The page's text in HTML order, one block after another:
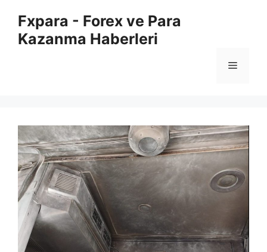
Fxpara - Forex ve Para
Kazanma Haberleri
Menü